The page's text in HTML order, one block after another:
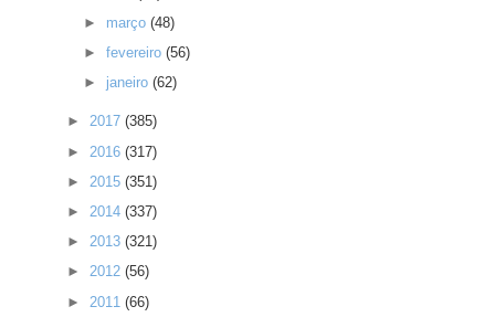
► março(48)
►fevereiro(56)
► janeiro(62)
► 2017 (385)
► 2016 (317)
► 2015 (351)
► 2014 (337)
► 2013 (321)
► 2012 (56)
► 2011 (66)